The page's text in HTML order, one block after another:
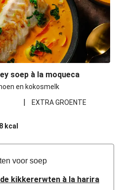
soep à la moqueca
en kokosmelk
| EXTRA GROENTE
kcal
voor soep
kikkererwten à la harira